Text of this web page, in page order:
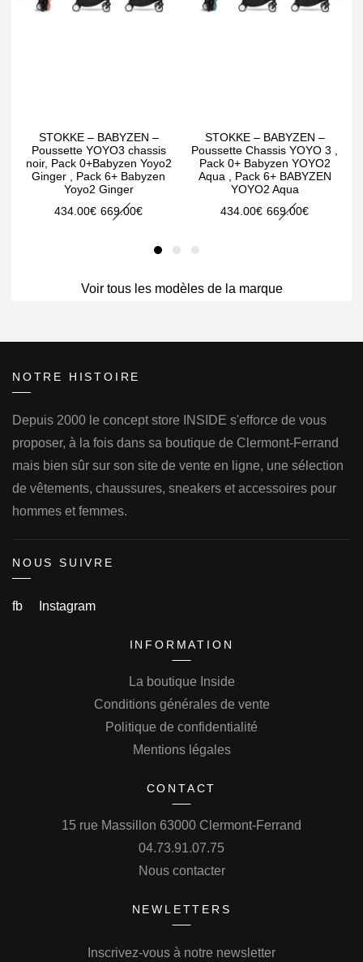
STOKKE – BABYZEN –
Poussette YOYO3 chassis
noir, Pack 0+Babyzen Yoyo2
Ginger , Pack 6+ Babyzen
Yoyo2 Ginger
669.00€
Le
434.00€ Le
STOKKE – BABYZEN –
Poussette Chassis YOYO 3 ,
Pack 0+ Babyzen YOYO2
Aqua , Pack 6+ BABYZEN
YOYO2 Aqua
669.00€
Le
434.00€ Le
Voir tous les modèles de la marque
NOTRE HISTOIRE
Depuis 2000 le concept store INSIDE s'efforce de vous
proposer, à la fois dans sa boutique de Clermont-Ferrand
mais bien sûr sur son site de vente en ligne, une sélection
de vêtements, chaussures, sneakers et accessoires pour
hommes et femmes.
NOUS SUIVRE
fb Instagram
INFORMATION
La boutique Inside
Conditions générales de vente
Politique de confidentialité
Mentions légales
CONTACT
15 rue Massillon 63000 Clermont-Ferrand
04.73.91.07.75
Nous contacter
NEWLETTERS
Inscrivez-vous à notre newsletter